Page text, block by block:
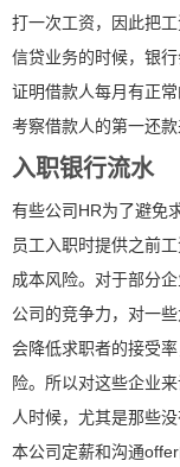
打一次工资，因此把
信贷业务的时候，银
证明借款人每月有正
考察借款人的第一还款
入职银行流水
有些公司HR为了避免
员工入职时提供之前
成本风险。对于部分
公司的竞争力，对一
会降低求职者的接受
险。所以对这些企业
人时候，尤其是那些
本公司定薪和沟通offer